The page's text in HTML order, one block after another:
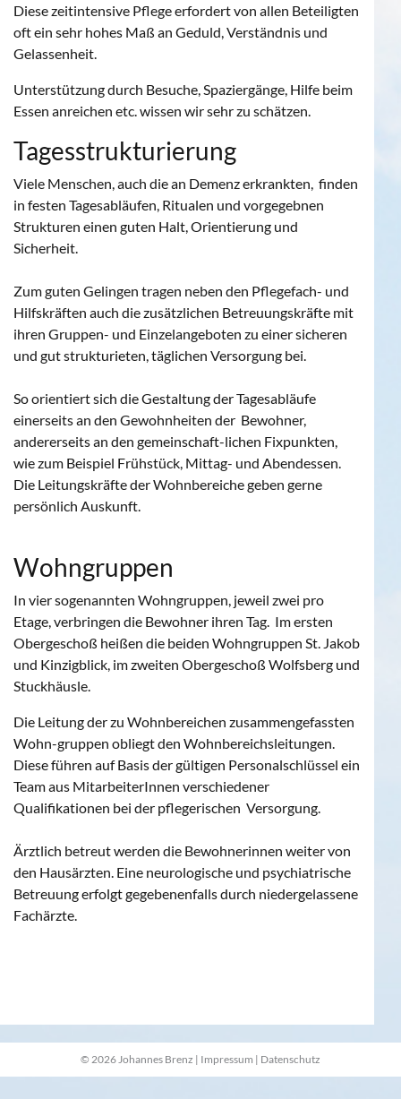
Diese zeitintensive Pflege erfordert von allen Beteiligten
oft ein sehr hohes Maß an Geduld, Verständnis und
Gelassenheit.
Unterstützung durch Besuche, Spaziergänge, Hilfe beim
Essen anreichen etc. wissen wir sehr zu schätzen.
Tagesstrukturierung
Viele Menschen, auch die an Demenz erkrankten, finden
in festen Tagesabläufen, Ritualen und vorgegebnen
Strukturen einen guten Halt, Orientierung und
Sicherheit.
Zum guten Gelingen tragen neben den Pflegefach- und
Hilfskräften auch die zusätzlichen Betreuungskräfte mit
ihren Gruppen- und Einzelangeboten zu einer sicheren
und gut strukturieten, täglichen Versorgung bei.
So orientiert sich die Gestaltung der Tagesabläufe
einerseits an den Gewohnheiten der Bewohner,
andererseits an den gemeinschaft-lichen Fixpunkten,
wie zum Beispiel Frühstück, Mittag- und Abendessen.
Die Leitungskräfte der Wohnbereiche geben gerne
persönlich Auskunft.
Wohngruppen
In vier sogenannten Wohngruppen, jeweil zwei pro
Etage, verbringen die Bewohner ihren Tag. Im ersten
Obergeschoß heißen die beiden Wohngruppen St. Jakob
und Kinzigblick, im zweiten Obergeschoß Wolfsberg und
Stuckhäusle.
Die Leitung der zu Wohnbereichen zusammengefassten
Wohn-gruppen obliegt den Wohnbereichsleitungen.
Diese führen auf Basis der gültigen Personalschlüssel ein
Team aus MitarbeiterInnen verschiedener
Qualifikationen bei der pflegerischen Versorgung.
Ärztlich betreut werden die Bewohnerinnen weiter von
den Hausärzten. Eine neurologische und psychiatrische
Betreuung erfolgt gegebenenfalls durch niedergelassene
Fachärzte.
© 2026 Johannes Brenz | Impressum | Datenschutz